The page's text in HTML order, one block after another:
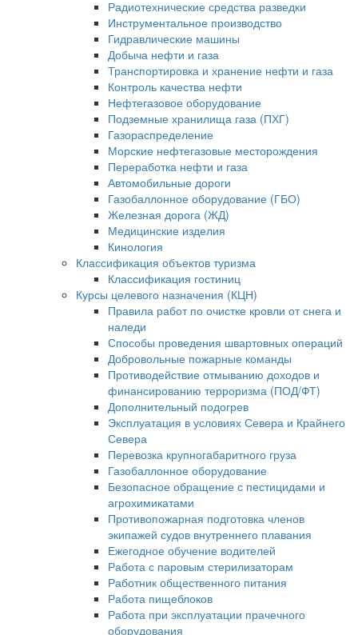
Радиотехнические средства разведки
Инструментальное производство
Гидравлические машины
Добыча нефти и газа
Транспортировка и хранение нефти и газа
Контроль качества нефти
Нефтегазовое оборудование
Подземные хранилища газа (ПХГ)
Газораспределение
Морские нефтегазовые месторождения
Переработка нефти и газа
Автомобильные дороги
Газобаллонное оборудование (ГБО)
Железная дорога (ЖД)
Медицинские изделия
Кинология
Классификация объектов туризма
Классификация гостиниц
Курсы целевого назначения (КЦН)
Правила работ по очистке кровли от снега и
наледи
Способы проведения швартовных операций
Добровольные пожарные команды
Противодействие отмыванию доходов и
финансированию терроризма (ПОД/ФТ)
Дополнительный подогрев
Эксплуатация в условиях Севера и Крайнего
Севера
Перевозка крупногабаритного груза
Газобаллонное оборудование
Безопасное обращение с пестицидами и
агрохимикатами
Противопожарная подготовка членов
экипажей судов внутреннего плавания
Ежегодное обучение водителей
Работа с паровым стерилизаторам
Работник общественного питания
Работа пищеблоков
Работа при эксплуатации прачечного
оборудования